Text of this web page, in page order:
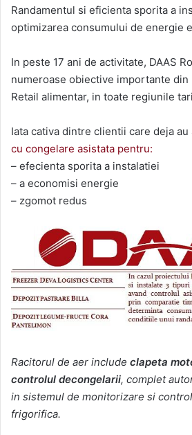
Randamentul si eficienta sporita a
optimizarea consumului de energie
In peste 17 ani de activitate, DAAS
numeroase obiective importante
Retail alimentar, in toate regiunile
Iata cativa dintre clientii care deja au
cu congelare asistata pentru:
– efecienta sporita a instalatiei
– a economisi energie
– zgomot redus
Racitorul de aer include clapeta
controlul decongelarii, complet
in sistemul de monitorizare si
frigorifica.